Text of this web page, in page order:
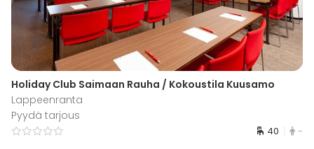
Holiday Club Saimaan Rauha / Kokoustila Kuusamo
Lappeenranta
Pyydä tarjous
40 -